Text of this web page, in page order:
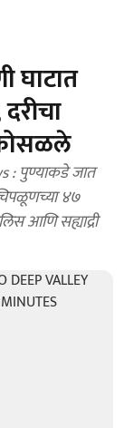
घाटात
: पुण्याकडे जात
४७
आणि सह्याद्री